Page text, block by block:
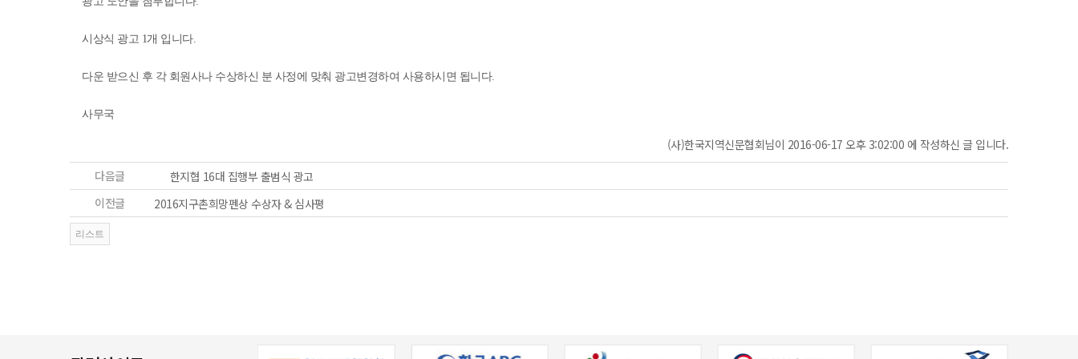
시상식 광고 1개 입니다.
다운 받으신 후 각 회원사나 수상하신 분 사정에 맞춰 광고변경하여 사용하시면 됩니다.
사무국
(사)한국지역신문협회님이 2016-06-17 오후 3:02:00 에 작성하신 글 입니다.
다음글
한지협 16대 집행부 출범식 광고
이전글
2016지구촌희망펜상 수상자 & 심사평